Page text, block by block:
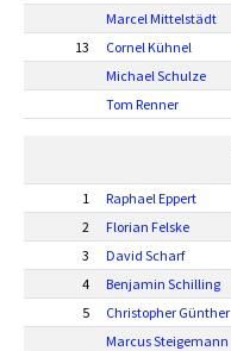
Marcel Mittelstädt
13
Cornel Kühnel
Michael Schulze
Tom Renner
1 Raphael Eppert
2
Florian Felske
3
David Scharf
4
Benjamin Schilling
5
Christopher Günther
Marcus Steigemann